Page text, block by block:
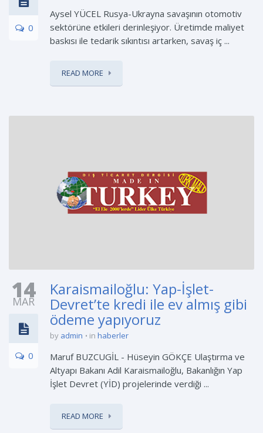
0
Aysel YÜCEL Rusya-Ukrayna savaşının otomotiv
sektörüne etkileri derinleşiyor. Üretimde maliyet
baskısı ile tedarik sıkıntısı artarken, savaş iç ...
READ MORE
14
MAR
0
Karaismailoğlu: Yap-İşlet-
Devret’te kredi ile ev almış gibi
ödeme yapıyoruz
by admin in haberler
Maruf BUZCUGİL - Hüseyin GÖKÇE Ulaştırma ve
Altyapı Bakanı Adil Karaismailoğlu, Bakanlığın Yap
İşlet Devret (YİD) projelerinde verdiği ...
READ MORE